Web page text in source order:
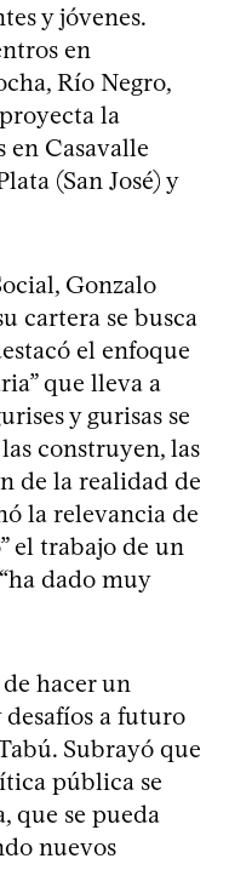
y jóvenes.
en
Río Negro,
la
en Casavalle
(San José) y
Gonzalo
cartera se busca
el enfoque
que lleva a
y gurisas se
construyen, las
de la realidad de
la relevancia de
el trabajo de un
dado muy
hacer un
a futuro
Subrayó que
pública se
que se pueda
nuevos